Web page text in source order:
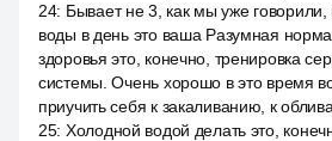
24: Бывает не 3, как мы уже
воды в день это ваша Разумная
здоровья это, конечно, тренировка
системы. Очень хорошо в это время
приучить себя к закаливанию, к
25: Холодной водой делать это,